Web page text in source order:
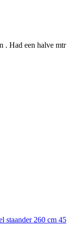
. Had een halve mtr
staander 260 cm 45